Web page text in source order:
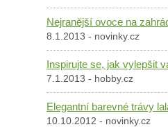
Nejranější ovoce na
8.1.2013 - novinky.cz
Inspirujte se, jak vylepšit
7.1.2013 - hobby.cz
Elegantní barevné trávy
10.10.2012 - novinky.cz